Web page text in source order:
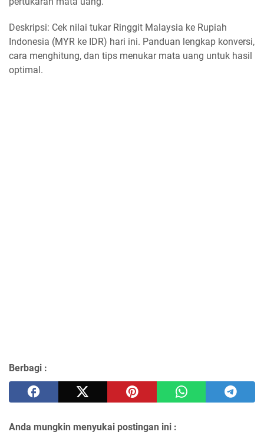
Deskripsi: Cek nilai tukar Ringgit Malaysia ke Rupiah
Indonesia (MYR ke IDR) hari ini. Panduan lengkap konversi,
cara menghitung, dan tips menukar mata uang untuk hasil
optimal.
Berbagi :
Anda mungkin menyukai postingan ini :